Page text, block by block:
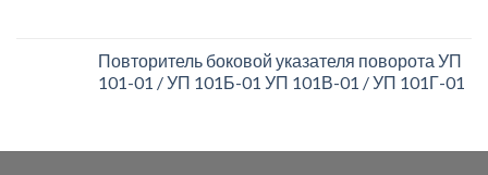
Повторитель боковой указателя поворота УП
101-01 / УП 101Б-01 УП 101В-01 / УП 101Г-01